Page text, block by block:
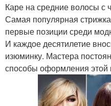
Челка без укладки
Стрижки с длинной
челкой
Каре на средние волосы с
Самая популярная
первые позиции среди
И каждое десятилетие
изюминку. Мастера
способы оформления этой